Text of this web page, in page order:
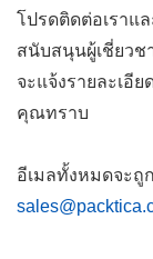
โปรดติดต่อเราแ
สนับสนุนผู้เชี่ยวช
จะแจ้งรายละเอีย
คุณทราบ
อีเมลทั้งหมดจะถู